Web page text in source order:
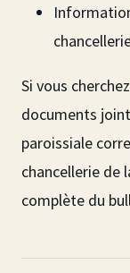
Si vous
documents
paroissiale
chancellerie de
complète du